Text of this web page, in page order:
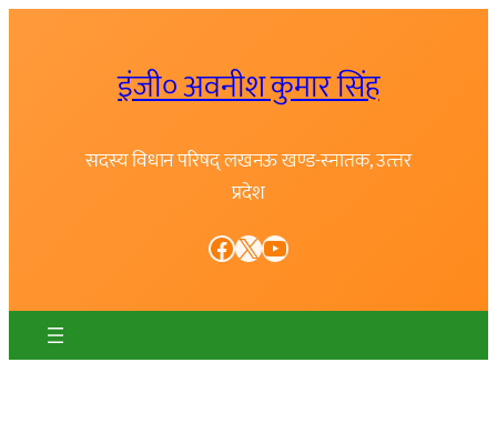
इंजी० अवनीश कुमार सिंह
सदस्य विधान परिषद् लखनऊ खण्ड-स्नातक, उत्त्तर
प्रदेश
Facebook X YouTube